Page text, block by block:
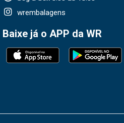
wrembalagens
Baixe já o APP da WR